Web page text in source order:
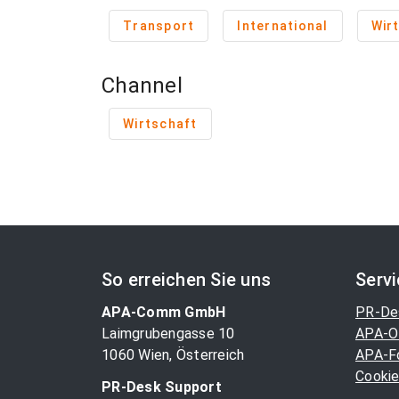
Transport International
Channel
Wirtschaft
So erreichen Sie uns
APA-Comm GmbH
Laimgrubengasse 10
1060 Wien, Österreich
PR-Desk Support
PR-
APA-
APA-